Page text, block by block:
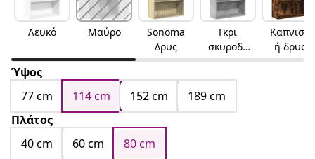
Λευκό Μαύρο
Sonoma
Δρυς
Γκρι
σκυροδέ
ματος
Καπνιστ
ή δρυς
Ύψος
77 cm
114 cm 152 cm
189 cm
Πλάτος
40 cm
60 cm 80 cm